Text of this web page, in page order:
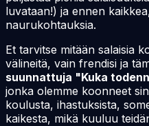
luvataan!) ja ennen
naurukohtauksia.
Et tarvitse mitään salaisia
välineitä, vain frendisi ja
suunnattuja "Kuka
jonka olemme koonneet
koulusta, ihastuksista,
kaikesta, mikä kuuluu